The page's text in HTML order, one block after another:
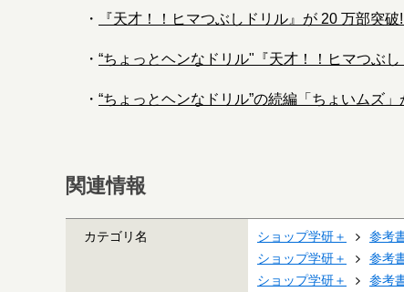
・ 『天才！！ヒマつぶしドリル』が 20 万部突
・ “ちょっとヘンなドリル"『天才！！ヒマつぶ
・ “ちょっとヘンなドリル”の続編「ちょいムズ
関連情報
カテゴリ名 ショップ学研＋ 参考
ショップ学研＋
参考
ショップ学研＋
参考